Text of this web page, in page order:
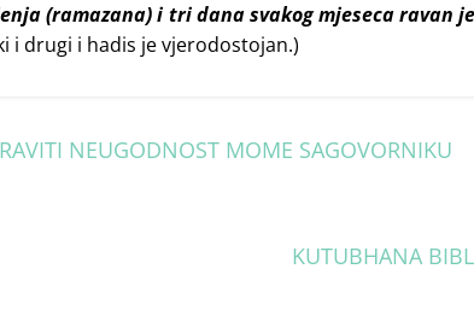
(ramazana) i tri dana svakog mjeseca ravan
i drugi i hadis je vjerodostojan.)
NEUGODNOST MOME SAGOVORNIKU
KUTUBHANA